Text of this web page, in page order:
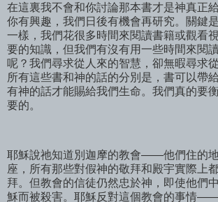
在這裏我不會和你討論那本書才是神真正
你有興趣，我們日後有機會再研究。關鍵
一樣，我們花很多時間來閱讀書籍或觀看
要的知識，但我們有沒有用一些時間來閱
呢？我們尋求從人來的智慧，卻無暇尋求
所有這些書和神的話的分別是，書可以帶
有神的話才能賜給我們生命。我們真的要
要的。
耶穌說祂知道別迦摩的教會——他們住的
座，所有那些對假神的敬拜和殿宇實際上
拜。但教會的信徒仍然忠於神，即使他們
穌而被殺害。耶穌反對這個教會的事情